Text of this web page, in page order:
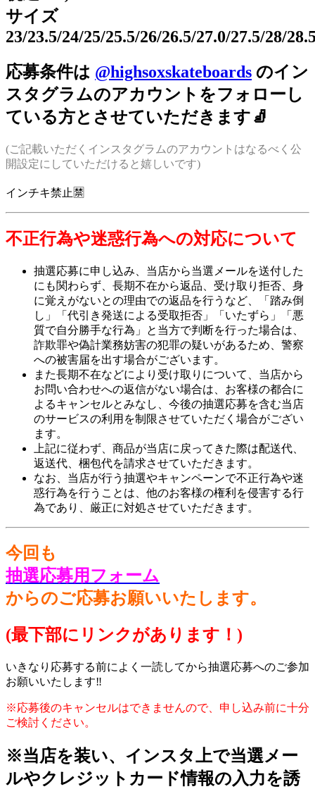
サイズ
23/23.5/24/25/25.5/26/26.5/27.0/27.5/28/
応募条件は @highsoxskateboards のイン
スタグラムのアカウントをフォローし
ている方とさせていただきます🧦
(ご記載いただくインスタグラムのアカウントはなるべく公
開設定にしていただけると嬉しいです)
インチキ禁止🈲
不正行為や迷惑行為への対応について
抽選応募に申し込み、当店から当選メールを送付した
にも関わらず、長期不在から返品、受け取り拒否、身
に覚えがないとの理由での返品を行うなど、「踏み倒
し」「代引き発送による受取拒否」「いたずら」「悪
質で自分勝手な行為」と当方で判断を行った場合は、
詐欺罪や偽計業務妨害の犯罪の疑いがあるため、警察
への被害届を出す場合がございます。
また長期不在などにより受け取りについて、当店から
お問い合わせへの返信がない場合は、お客様の都合に
よるキャンセルとみなし、今後の抽選応募を含む当店
のサービスの利用を制限させていただく場合がござい
ます。
上記に従わず、商品が当店に戻ってきた際は配送代、
返送代、梱包代を請求させていただきます。
なお、当店が行う抽選やキャンペーンで不正行為や迷
惑行為を行うことは、他のお客様の権利を侵害する行
為であり、厳正に対処させていただきます。
今回も
抽選応募用フォーム
からのご応募お願いいたします。
(最下部にリンクがあります！)
いきなり応募する前によく一読してから抽選応募へのご参加
お願いいたします‼️
※応募後のキャンセルはできませんので、申し込み前に十分
ご検討ください。
※当店を装い、インスタ上で当選メー
ルやクレジットカード情報の入力を誘